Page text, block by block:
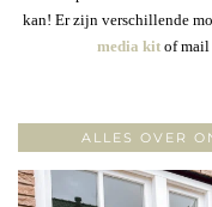
kan! Er zijn verschillende
media kitof mail
ALLES OVER